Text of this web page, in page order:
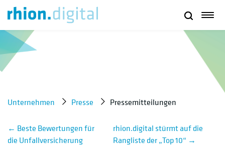
Unternehmen Presse Pressemitteilungen
← Beste Bewertungen für
die Unfallversicherung
rhion.digital stürmt auf die
Rangliste der „Top 10“ →